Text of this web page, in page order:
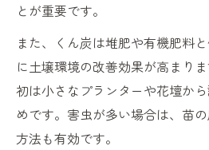
とが重要です。
また、くん炭は堆肥や有機肥料
に土壌環境の改善効果が高まり
初は小さなプランターや花壇か
めです。害虫が多い場合は、苗
方法も有効です。